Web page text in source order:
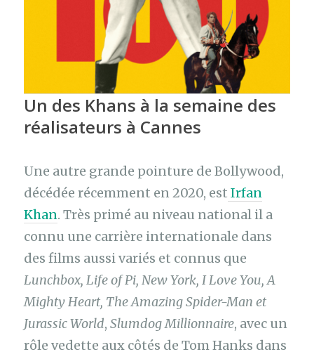
Un des Khans à la semaine des
réalisateurs à Cannes
Une autre grande pointure de Bollywood,
décédée récemment en 2020, est Irfan
Khan. Très primé au niveau national il a
connu une carrière internationale dans
des films aussi variés et connus que
Lunchbox, Life of Pi, New York, I Love You, A
Mighty Heart, The Amazing Spider-Man et
Jurassic World,Slumdog Millionnaire, avec un
rôle vedette aux côtés de Tom Hanks dans